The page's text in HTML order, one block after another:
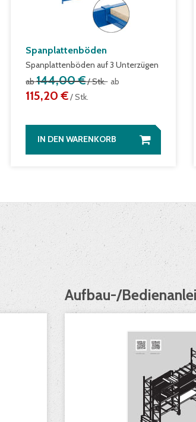
Spanplattenböden
Spanplattenböden auf 3 Unterzügen
ab144,00 €/ Stk. ab
115,20 €/ Stk.
IN DEN WARENKORB
Aufbau-/